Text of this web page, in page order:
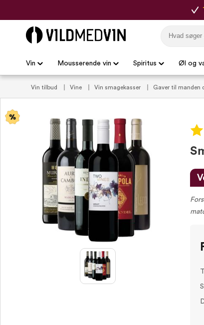
Vin Mousserende vin Spiritus Øl og
Vin tilbud Vine Vin smagekasser Gaver til manden